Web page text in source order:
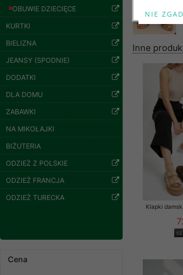
OBUWIE DZIECIĘCE
KURTKI
BIELIZNA
JEANSY (SPODNIE)
DODATKI
DLA DOMU
ZABAWKI
NA MIKOŁAJKI
BIŻUTERIA
ODZIEŻ Z POLSKIE
ODZIEŻ FRANCJA
ODZIEŻ TURECKA
Cena
Paczka 10 szt
Inne
Klapki
Od 25
kwietnia
Jeżeli
GROUP Sp.
wpływa
Twoich
danych
Polityka
Polityka